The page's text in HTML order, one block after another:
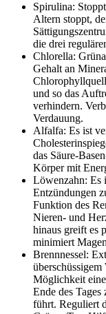
Spirulina:
Altern stoppt,
die drei
Chlorella:
Gehalt an
und so das
verhindern.
Verdauung.
Alfalfa: Es ist
das Säure-
Körper mit
Löwenzahn: Es
Entzündungen
Funktion des
Nieren- und
hinaus greift es
minimiert
Brennnessel:
Möglichkeit
Ende des
führt. Reguliert